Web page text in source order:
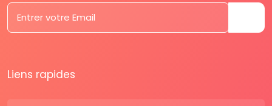
Liens rapides